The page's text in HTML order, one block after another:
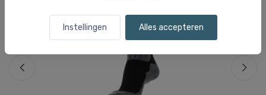
Instellingen Alles accepteren